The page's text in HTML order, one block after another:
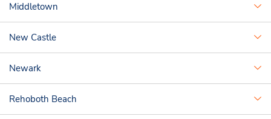
Middletown
New Castle
Newark
Rehoboth Beach